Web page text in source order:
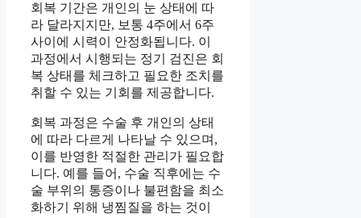
회복 기간은 개인의 눈 상태에 따
라 달라지지만, 보통 4주에서 6주
사이에 시력이 안정화됩니다. 이
과정에서 시행되는 정기 검진은 회
복 상태를 체크하고 필요한 조치를
취할 수 있는 기회를 제공합니다.
회복 과정은 수술 후 개인의 상태
에 따라 다르게 나타날 수 있으며,
이를 반영한 적절한 관리가 필요합
니다. 예를 들어, 수술 직후에는 수
술 부위의 통증이나 불편함을 최소
화하기 위해 냉찜질을 하는 것이